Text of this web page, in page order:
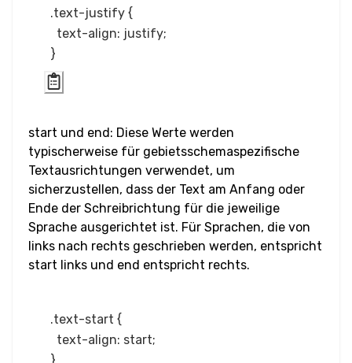
Eingabe Text
Eingabe URL
Text
.text-justify {
  text-align: justify;
start und end: Diese Werte werden
typischerweise für gebietsschemaspezifische
Textausrichtungen verwendet, um
sicherzustellen, dass der Text am Anfang oder
Ende der Schreibrichtung für die jeweilige
Sprache ausgerichtet ist. Für Sprachen, die von
links nach rechts geschrieben werden, entspricht
start links und end entspricht rechts.
.text-start {
  text-align: start;